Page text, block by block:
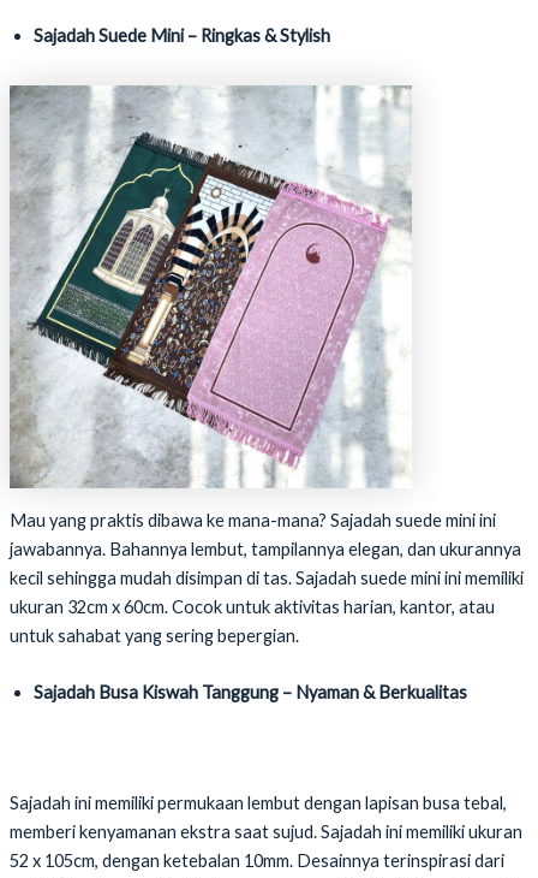
Sajadah Suede Mini – Ringkas & Stylish
Mau yang praktis dibawa ke mana-mana? Sajadah suede mini ini
jawabannya. Bahannya lembut, tampilannya elegan, dan ukurannya
kecil sehingga mudah disimpan di tas. Sajadah suede mini ini memiliki
ukuran 32cm x 60cm. Cocok untuk aktivitas harian, kantor, atau
untuk sahabat yang sering bepergian.
Sajadah Busa Kiswah Tanggung – Nyaman & Berkualitas
Sajadah ini memiliki permukaan lembut dengan lapisan busa tebal,
memberi kenyamanan ekstra saat sujud. Sajadah ini memiliki ukuran
52 x 105cm, dengan ketebalan 10mm. Desainnya terinspirasi dari